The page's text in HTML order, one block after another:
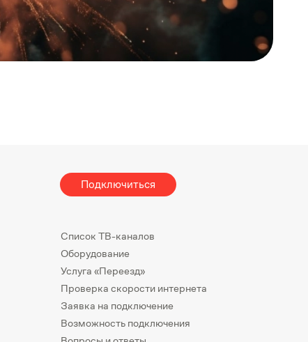
Подключиться
Список ТВ-каналов
Оборудование
Услуга «Переезд»
Проверка скорости интернета
Заявка на подключение
Возможность подключения